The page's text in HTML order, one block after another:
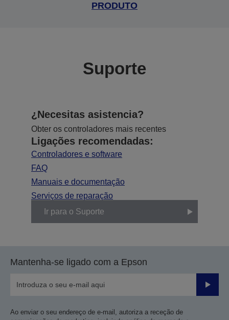
PRODUTO
Suporte
¿Necesitas asistencia?
Obter os controladores mais recentes
Ligações recomendadas:
Controladores e software
FAQ
Manuais e documentação
Serviços de reparação
Ir para o Suporte
Mantenha-se ligado com a Epson
Enviar
Ao enviar o seu endereço de e-mail, autoriza a receção de